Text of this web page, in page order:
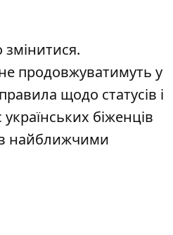
продовжуватимуть у
щодо статусів і
українських біженців
найближчими